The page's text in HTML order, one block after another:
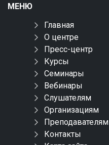
МЕНЮ
Главная
О центре
Пресс-центр
Курсы
Семинары
Вебинары
Слушателям
Организациям
Преподавателям
Контакты